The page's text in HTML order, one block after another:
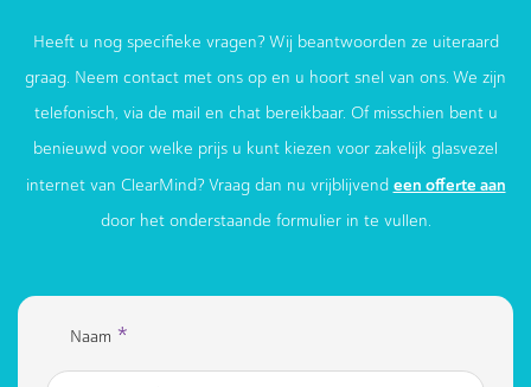
Heeft u nog specifieke vragen? Wij beantwoorden ze uiteraard
graag. Neem contact met ons op en u hoort snel van ons. We zijn
telefonisch, via de mail en chat bereikbaar. Of misschien bent u
benieuwd voor welke prijs u kunt kiezen voor zakelijk glasvezel
internet van ClearMind? Vraag dan nu vrijblijvend een offerte aan
door het onderstaande formulier in te vullen.
Naam *